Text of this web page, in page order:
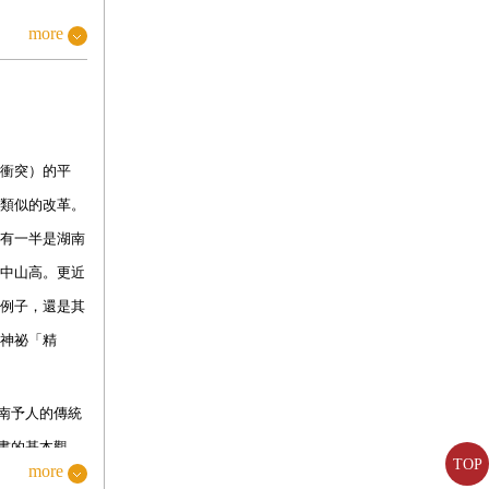
TOP
more
突）的平
似的改革。
一半是湖南
山高。更近
子，還是其
祕「精
予人的傳統
的基本觀
來的所有政
more